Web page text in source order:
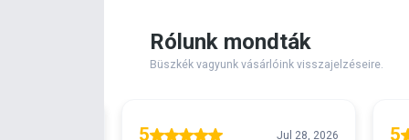
Extra elérhető!